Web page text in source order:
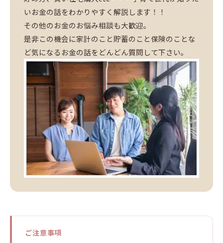
いお金の話をわかりやすく解説します！！
その他のお金のお悩み相談も大歓迎。
是非この機会に家計のこと貯蓄のこと保険のことな
ど気になるお金の話をどんどん質問して下さい。
ご注意事項